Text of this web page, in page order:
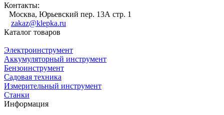
Контакты:
Москва, Юрьевский пер. 13А стр. 1
zakaz@klepka.ru
Каталог товаров
Электроинструмент
Аккумуляторный инструмент
Бензоинструмент
Садовая техника
Измерительный инструмент
Станки
Информация